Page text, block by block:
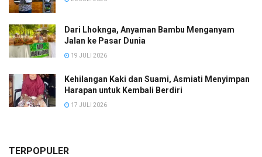
Dari Lhoknga, Anyaman Bambu Menganyam
Jalan ke Pasar Dunia
19 JULI 2026
Kehilangan Kaki dan Suami, Asmiati Menyimpan
Harapan untuk Kembali Berdiri
17 JULI 2026
TERPOPULER